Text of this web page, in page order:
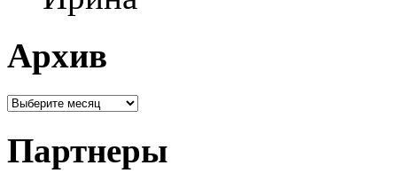
Архив
Партнеры